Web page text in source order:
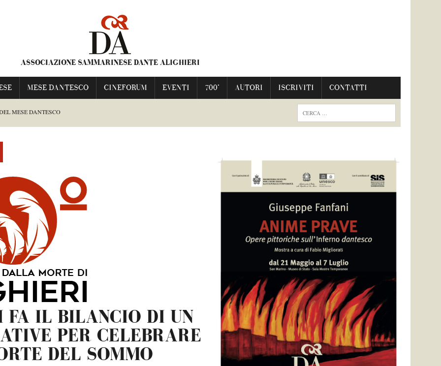
ASSOCIAZIONE SAMMARINESE DANTE ALIGHIERI
MESE DANTESCO CINEFORUM EVENTI 700° AUTORI ISCRIVITI CONTATTI
MESE DANTESCO
FRANCESCA
PRAVE”
DANTESCO 2025
2025 RSM
DELLA DIMENSIONE DIVINA – MESE DANTESCO 2025 RSM
GIUSEPPE FANFANI – MESE DANTESCO 2026 RSM
IL BILANCIO DI UN
PER CELEBRARE
DEL SOMMO